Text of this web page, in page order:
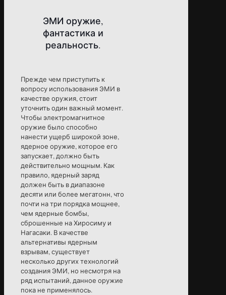
ЭМИ оружие,
фантастика и
реальность.
Прежде чем приступить к
вопросу использования ЭМИ в
качестве оружия, стоит
уточнить один важный момент.
Чтобы электромагнитное
оружие было способно
нанести ущерб широкой зоне,
ядерное оружие, которое его
запускает, должно быть
действительно мощным. Как
правило, ядерный заряд
должен быть в диапазоне
десяти или более мегатонн, что
почти на три порядка мощнее,
чем ядерные бомбы,
сброшенные на Хиросиму и
Нагасаки. В качестве
альтернативы ядерным
взрывам, существует
несколько других технологий
создания ЭМИ, но несмотря на
ряд испытаний, данное оружие
пока не применялось.